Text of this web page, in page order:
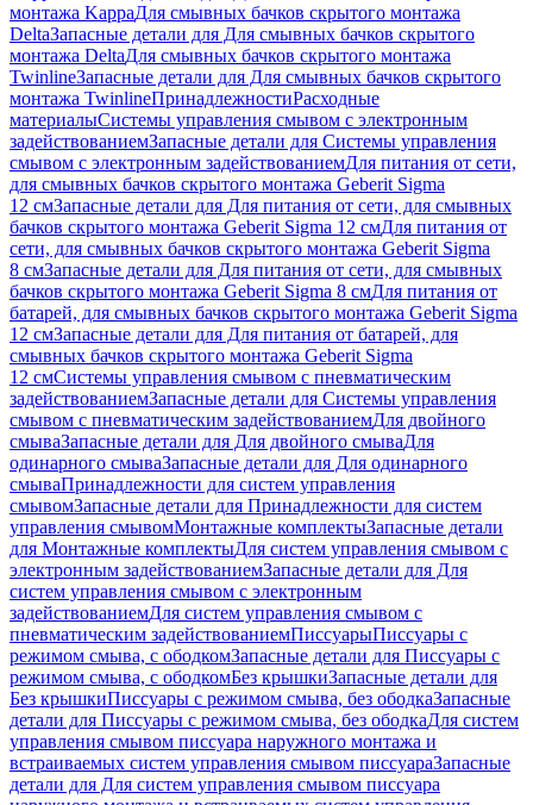
монтажа KappaДля смывных бачков скрытого монтажа
DeltaЗапасные детали для Для смывных бачков скрытого
монтажа DeltaДля смывных бачков скрытого монтажа
TwinlineЗапасные детали для Для смывных бачков скрытого
монтажа TwinlineПринадлежностиРасходные
материалыСистемы управления смывом с электронным
задействованиемЗапасные детали для Системы управления
смывом с электронным задействованиемДля питания от сети,
для смывных бачков скрытого монтажа Geberit Sigma
12 смЗапасные детали для Для питания от сети, для смывных
бачков скрытого монтажа Geberit Sigma 12 смДля питания от
сети, для смывных бачков скрытого монтажа Geberit Sigma
8 смЗапасные детали для Для питания от сети, для смывных
бачков скрытого монтажа Geberit Sigma 8 смДля питания от
батарей, для смывных бачков скрытого монтажа Geberit Sigma
12 смЗапасные детали для Для питания от батарей, для
смывных бачков скрытого монтажа Geberit Sigma
12 смСистемы управления смывом с пневматическим
задействованиемЗапасные детали для Системы управления
смывом с пневматическим задействованиемДля двойного
смываЗапасные детали для Для двойного смываДля
одинарного смываЗапасные детали для Для одинарного
смываПринадлежности для систем управления
смывомЗапасные детали для Принадлежности для систем
управления смывомМонтажные комплектыЗапасные детали
для Монтажные комплектыДля систем управления смывом с
электронным задействованиемЗапасные детали для Для
систем управления смывом с электронным
задействованиемДля систем управления смывом с
пневматическим задействованиемПиссуарыПиссуары с
режимом смыва, с ободкомЗапасные детали для Писсуары с
режимом смыва, с ободкомБез крышкиЗапасные детали для
Без крышкиПиссуары с режимом смыва, без ободкаЗапасные
детали для Писсуары с режимом смыва, без ободкаДля систем
управления смывом писсуара наружного монтажа и
встраиваемых систем управления смывом писсуараЗапасные
детали для Для систем управления смывом писсуара